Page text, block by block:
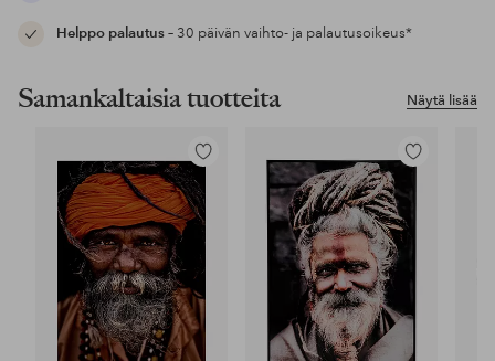
Helppo palautus– 30 päivän vaihto- ja palautusoikeus*
Näytä lisää
Samankaltaisia tuotteita
Lisää
suosikkeihin
Lisää